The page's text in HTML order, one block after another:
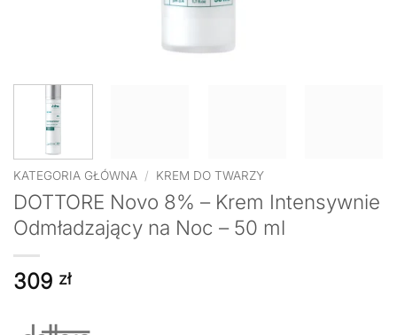
KATEGORIA GŁÓWNA / KREM DO TWARZY
DOTTORE Novo 8% – Krem Intensywnie
Odmładzający na Noc – 50 ml
309 zł